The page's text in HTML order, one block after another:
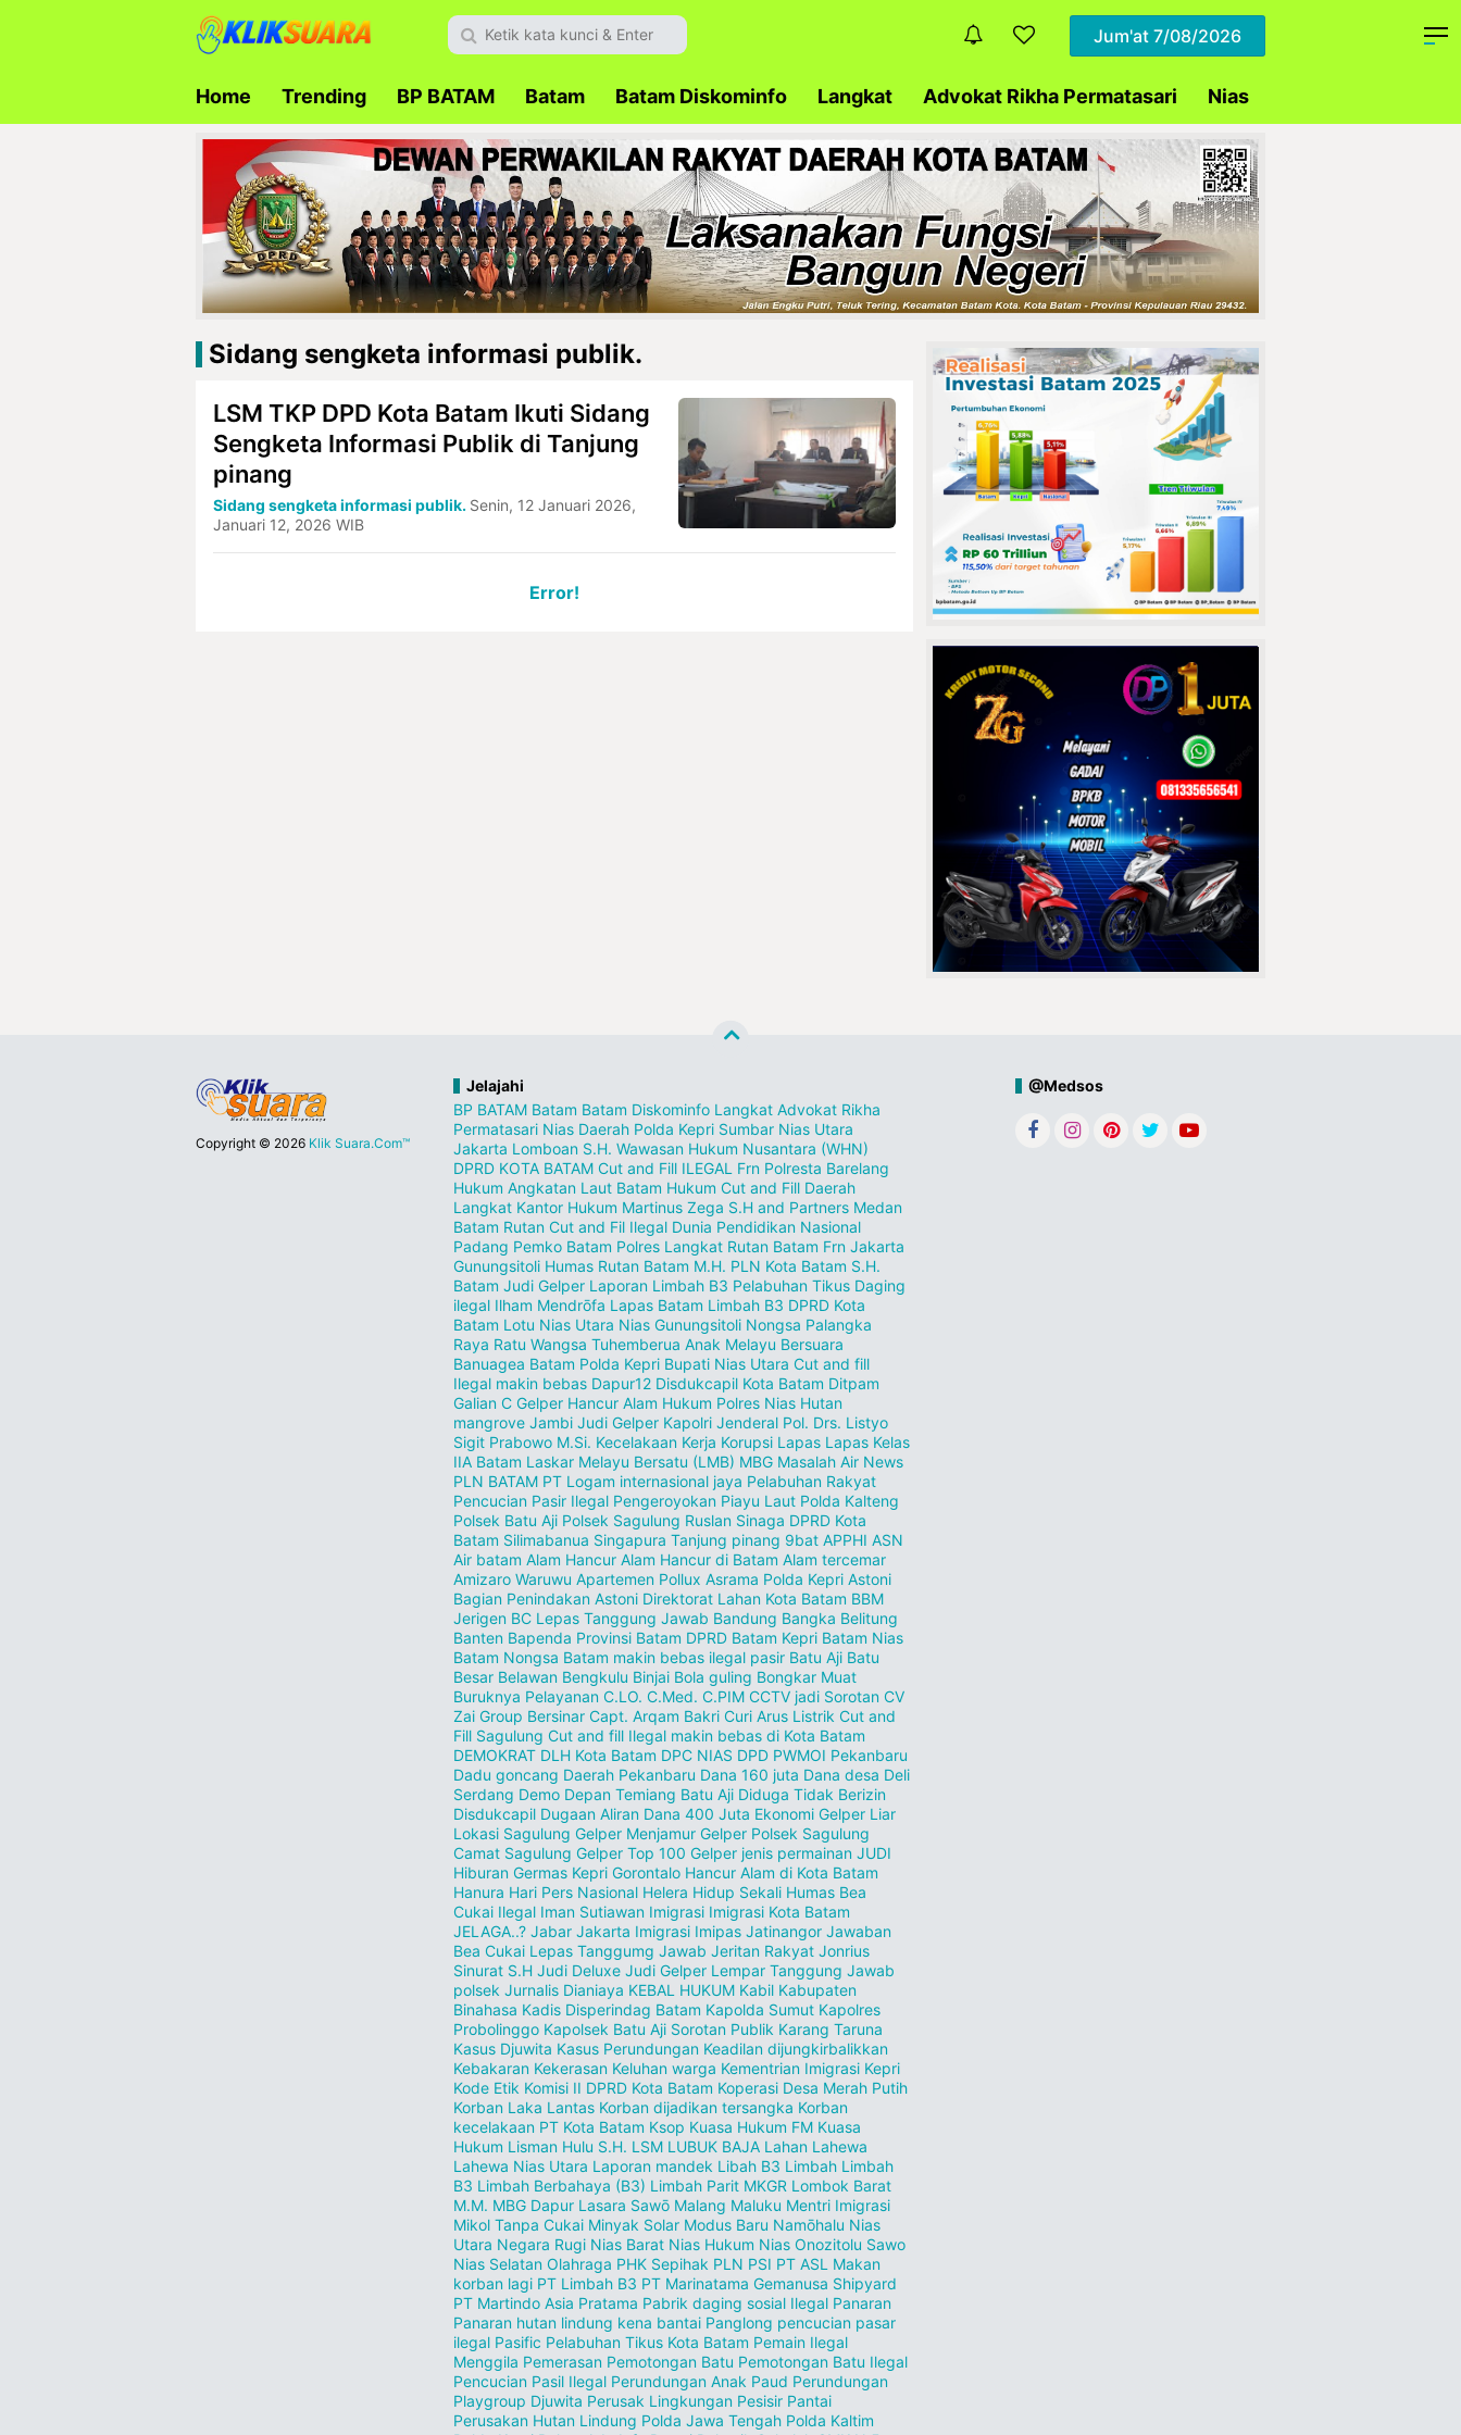
Jum'at 7/08/2026
Home Trending BP BATAM Batam Batam Diskominfo Langkat Advokat Rikha Permatasari Nias
Sidang sengketa informasi publik.
LSM TKP DPD Kota Batam Ikuti Sidang
Sengketa Informasi Publik di Tanjung
pinang
Sidang sengketa informasi publik. Senin, 12 Januari 2026,
Januari 12, 2026 WIB
Error!
Copyright © 2026 Klik Suara.Com™
Jelajahi
BP BATAM Batam Batam Diskominfo Langkat Advokat Rikha
Permatasari Nias Daerah Polda Kepri Sumbar Nias Utara
Jakarta Lomboan S.H. Wawasan Hukum Nusantara (WHN)
DPRD KOTA BATAM Cut and Fill ILEGAL Frn Polresta Barelang
Hukum Angkatan Laut Batam Hukum Cut and Fill Daerah
Langkat Kantor Hukum Martinus Zega S.H and Partners Medan
Batam Rutan Cut and Fil Ilegal Dunia Pendidikan Nasional
Padang Pemko Batam Polres Langkat Rutan Batam Frn Jakarta
Gunungsitoli Humas Rutan Batam M.H. PLN Kota Batam S.H.
Batam Judi Gelper Laporan Limbah B3 Pelabuhan Tikus Daging
ilegal Ilham Mendrōfa Lapas Batam Limbah B3 DPRD Kota
Batam Lotu Nias Utara Nias Gunungsitoli Nongsa Palangka
Raya Ratu Wangsa Tuhemberua Anak Melayu Bersuara
Banuagea Batam Polda Kepri Bupati Nias Utara Cut and fill
Ilegal makin bebas Dapur12 Disdukcapil Kota Batam Ditpam
Galian C Gelper Hancur Alam Hukum Polres Nias Hutan
mangrove Jambi Judi Gelper Kapolri Jenderal Pol. Drs. Listyo
Sigit Prabowo M.Si. Kecelakaan Kerja Korupsi Lapas Lapas Kelas
IIA Batam Laskar Melayu Bersatu (LMB) MBG Masalah Air News
PLN BATAM PT Logam internasional jaya Pelabuhan Rakyat
Pencucian Pasir Ilegal Pengeroyokan Piayu Laut Polda Kalteng
Polsek Batu Aji Polsek Sagulung Ruslan Sinaga DPRD Kota
Batam Silimabanua Singapura Tanjung pinang 9bat APPHI ASN
Air batam Alam Hancur Alam Hancur di Batam Alam tercemar
Amizaro Waruwu Apartemen Pollux Asrama Polda Kepri Astoni
Bagian Penindakan Astoni Direktorat Lahan Kota Batam BBM
Jerigen BC Lepas Tanggung Jawab Bandung Bangka Belitung
Banten Bapenda Provinsi Batam DPRD Batam Kepri Batam Nias
Batam Nongsa Batam makin bebas ilegal pasir Batu Aji Batu
Besar Belawan Bengkulu Binjai Bola guling Bongkar Muat
Buruknya Pelayanan C.LO. C.Med. C.PIM CCTV jadi Sorotan CV
Zai Group Bersinar Capt. Arqam Bakri Curi Arus Listrik Cut and
Fill Sagulung Cut and fill Ilegal makin bebas di Kota Batam
DEMOKRAT DLH Kota Batam DPC NIAS DPD PWMOI Pekanbaru
Dadu goncang Daerah Pekanbaru Dana 160 juta Dana desa Deli
Serdang Demo Depan Temiang Batu Aji Diduga Tidak Berizin
Disdukcapil Dugaan Aliran Dana 400 Juta Ekonomi Gelper Liar
Lokasi Sagulung Gelper Menjamur Gelper Polsek Sagulung
Camat Sagulung Gelper Top 100 Gelper jenis permainan JUDI
Hiburan Germas Kepri Gorontalo Hancur Alam di Kota Batam
Hanura Hari Pers Nasional Helera Hidup Sekali Humas Bea
Cukai Ilegal Iman Sutiawan Imigrasi Imigrasi Kota Batam
JELAGA..? Jabar Jakarta Imigrasi Imipas Jatinangor Jawaban
Bea Cukai Lepas Tanggumg Jawab Jeritan Rakyat Jonrius
Sinurat S.H Judi Deluxe Judi Gelper Lempar Tanggung Jawab
polsek Jurnalis Dianiaya KEBAL HUKUM Kabil Kabupaten
Binahasa Kadis Disperindag Batam Kapolda Sumut Kapolres
Probolinggo Kapolsek Batu Aji Sorotan Publik Karang Taruna
Kasus Djuwita Kasus Perundungan Keadilan dijungkirbalikkan
Kebakaran Kekerasan Keluhan warga Kementrian Imigrasi Kepri
Kode Etik Komisi II DPRD Kota Batam Koperasi Desa Merah Putih
Korban Laka Lantas Korban dijadikan tersangka Korban
kecelakaan PT Kota Batam Ksop Kuasa Hukum FM Kuasa
Hukum Lisman Hulu S.H. LSM LUBUK BAJA Lahan Lahewa
Lahewa Nias Utara Laporan mandek Libah B3 Limbah Limbah
B3 Limbah Berbahaya (B3) Limbah Parit MKGR Lombok Barat
M.M. MBG Dapur Lasara Sawō Malang Maluku Mentri Imigrasi
Mikol Tanpa Cukai Minyak Solar Modus Baru Namōhalu Nias
Utara Negara Rugi Nias Barat Nias Hukum Nias Onozitolu Sawo
Nias Selatan Olahraga PHK Sepihak PLN PSI PT ASL Makan
korban lagi PT Limbah B3 PT Marinatama Gemanusa Shipyard
PT Martindo Asia Pratama Pabrik daging sosial Ilegal Panaran
Panaran hutan lindung kena bantai Panglong pencucian pasar
ilegal Pasific Pelabuhan Tikus Kota Batam Pemain Ilegal
Menggila Pemerasan Pemotongan Batu Pemotongan Batu Ilegal
Pencucian Pasil Ilegal Perundungan Anak Paud Perundungan
Playgroup Djuwita Perusak Lingkungan Pesisir Pantai
Perusakan Hutan Lindung Polda Jawa Tengah Polda Kaltim
@Medsos